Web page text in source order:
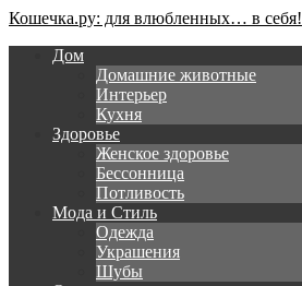
Кошечка.ру: для влюбленных… в себя!
Дом
Домашние животные
Интерьер
Кухня
Здоровье
Женское здоровье
Бессонница
Потливость
Мода и Стиль
Одежда
Украшения
Шубы